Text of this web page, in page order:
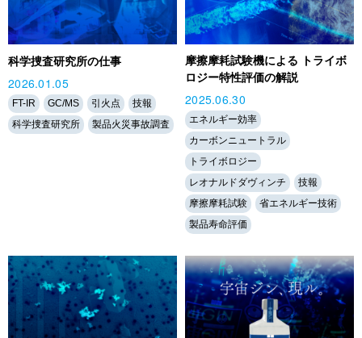
科学捜査研究所の仕事
2026.01.05
FT-IR GC/MS 引火点
技報
科学捜査研究所
製品火災事故調査
摩擦摩耗試験機による トライボ
ロジー特性評価の解説
2025.06.30
エネルギー効率
カーボンニュートラル
トライボロジー
レオナルドダヴィンチ
技報
摩擦摩耗試験
省エネルギー技術
製品寿命評価